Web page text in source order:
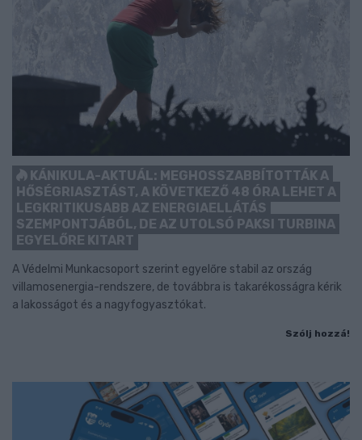
KÁNIKULA-AKTUÁL: MEGHOSSZABBÍTOTTÁK A
HŐSÉGRIASZTÁST, A KÖVETKEZŐ 48 ÓRA LEHET A
LEGKRITIKUSABB AZ ENERGIAELLÁTÁS
SZEMPONTJÁBÓL, DE AZ UTOLSÓ PAKSI TURBINA
EGYELŐRE KITART
A Védelmi Munkacsoport szerint egyelőre stabil az ország
villamosenergia-rendszere, de továbbra is takarékosságra kérik
a lakosságot és a nagyfogyasztókat.
Szólj hozzá!